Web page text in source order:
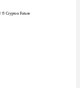
© Crypton Future